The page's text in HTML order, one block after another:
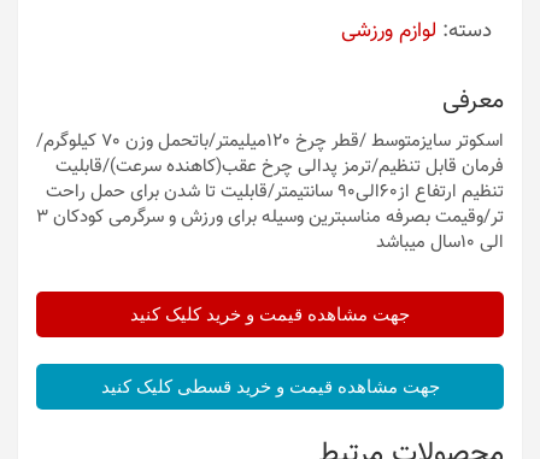
دسته: لوازم ورزشی
معرفی
اسکوتر سایزمتوسط /قطر چرخ 120میلیمتر/باتحمل وزن 70 کیلوگرم/
فرمان قابل تنظیم/ترمز پدالی چرخ عقب(کاهنده سرعت)/قابلیت
تنظیم ارتفاع از60الی90 سانتیمتر/قابلیت تا شدن برای حمل راحت
تر/وقیمت بصرفه مناسبترین وسیله برای ورزش و سرگرمی کودکان 3
الی 10سال میباشد
جهت مشاهده قیمت و خرید کلیک کنید
جهت مشاهده قیمت و خرید قسطی کلیک کنید